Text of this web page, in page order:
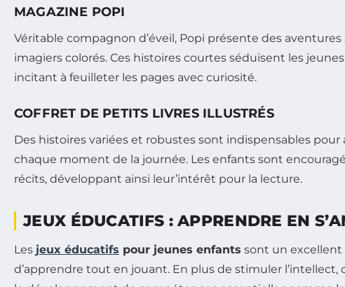
MAGAZINE POPI
Véritable compagnon d’éveil, Popi présente des aventures
imagiers colorés. Ces histoires courtes séduisent les
incitant à feuilleter les pages avec curiosité.
COFFRET DE PETITS LIVRES ILLUSTRÉS
Des histoires variées et robustes sont indispensables
chaque moment de la journée. Les enfants sont
récits, développant ainsi leur’intérêt pour la lecture.
JEUX ÉDUCATIFS : APPRENDRE EN
Les jeux éducatifs pour jeunes enfants sont un excellent
d’apprendre tout en jouant. En plus de stimuler l’intellect,